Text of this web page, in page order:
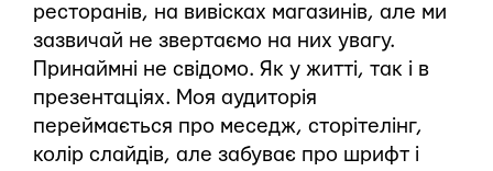
ресторанів, на вивісках магазинів, але ми
зазвичай не звертаємо на них увагу.
Принаймні не свідомо. Як у житті, так і в
презентаціях. Моя аудиторія
переймається про меседж, сторітелінг,
колір слайдів, але забуває про шрифт і